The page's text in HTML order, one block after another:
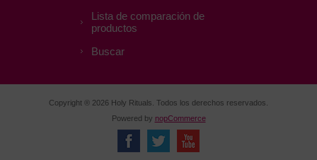
Lista de comparación de
productos
Buscar
Copyright ® 2026 Holy Rituals. Todos los derechos reservados.
Powered by nopCommerce